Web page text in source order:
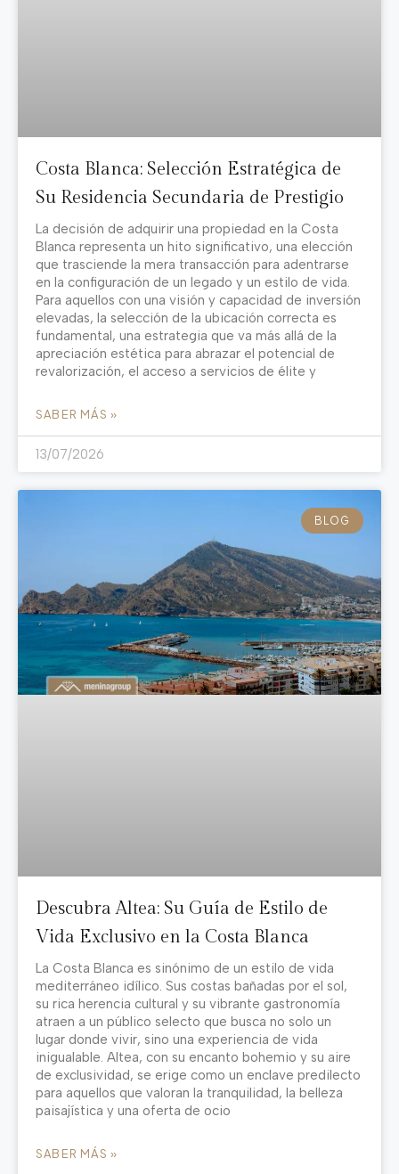
Costa Blanca: Selección Estratégica de
Su Residencia Secundaria de Prestigio
La decisión de adquirir una propiedad en la Costa
Blanca representa un hito significativo, una elección
que trasciende la mera transacción para adentrarse
en la configuración de un legado y un estilo de vida.
Para aquellos con una visión y capacidad de inversión
elevadas, la selección de la ubicación correcta es
fundamental, una estrategia que va más allá de la
apreciación estética para abrazar el potencial de
revalorización, el acceso a servicios de élite y
SABER MÁS »
13/07/2026
BLOG
Descubra Altea: Su Guía de Estilo de
Vida Exclusivo en la Costa Blanca
La Costa Blanca es sinónimo de un estilo de vida
mediterráneo idílico. Sus costas bañadas por el sol,
su rica herencia cultural y su vibrante gastronomía
atraen a un público selecto que busca no solo un
lugar donde vivir, sino una experiencia de vida
inigualable. Altea, con su encanto bohemio y su aire
de exclusividad, se erige como un enclave predilecto
para aquellos que valoran la tranquilidad, la belleza
paisajística y una oferta de ocio
SABER MÁS »